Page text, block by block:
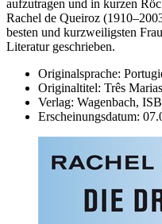
aufzutragen und in kurzen
Rachel de Queiroz
besten und kurzweiligsten
Literatur geschrieben.
Originalsprache:
Originaltitel: Três Marias
Verlag: Wagenbach,
Erscheinungsdatum: